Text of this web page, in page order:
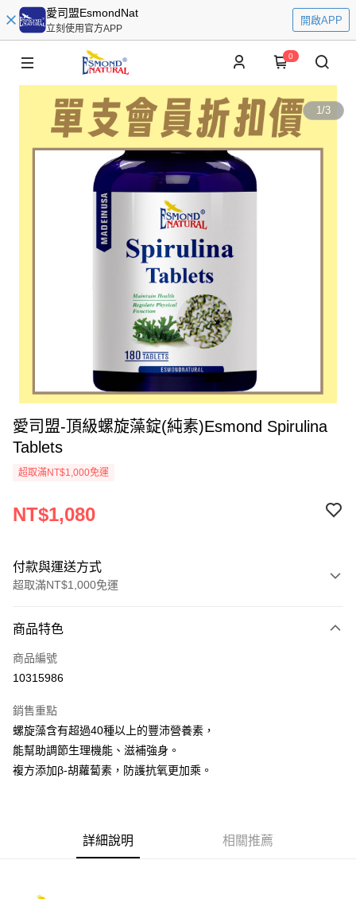
愛司盟EsmondNat
立刻使用官方APP
開啟APP
0
1/3
愛司盟-頂級螺旋藻錠(純素)Esmond Spirulina
Tablets
超取滿NT$1,000免運
NT$1,080
付款與運送方式
超取滿NT$1,000免運
信用卡一次付款
超商取貨付款
運送方式
全家取貨付款
每筆NT$60，滿NT$1,000(含以上)免運費
商品特色
商品編號
10315986
銷售重點
螺旋藻含有超過40種以上的豐沛營養素，
能幫助調節生理機能、滋補強身。
複方添加β-胡蘿蔔素，防護抗氧更加乘。
詳細說明 相關推薦